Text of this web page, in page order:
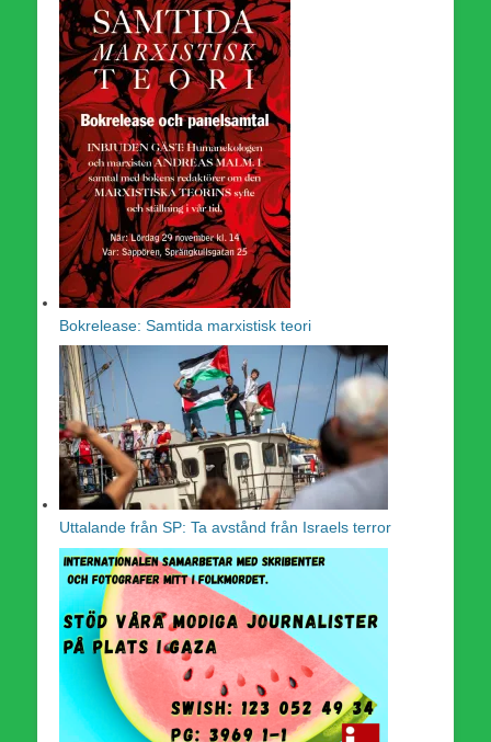
Bokrelease: Samtida marxistisk teori
Uttalande från SP: Ta avstånd från Israels terror